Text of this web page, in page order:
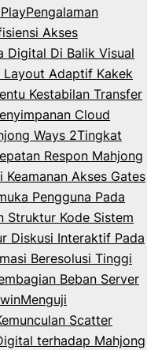
Pengalaman
Akses
Digital Di Balik Visual
Layout Adaptif Kakek
Kestabilan Transfer
Cloud
Ways 2Tingkat
Respon Mahjong
Akses Gates
Pengguna Pada
Struktur Kode Sistem
Diskusi Interaktif Pada
Beresolusi Tinggi
Beban Server
Menguji
Scatter
terhadap Mahjong